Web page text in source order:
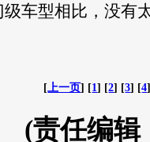
级车型相比，没有
[ 上一页] [1] [2] [3] [4
(责任编辑